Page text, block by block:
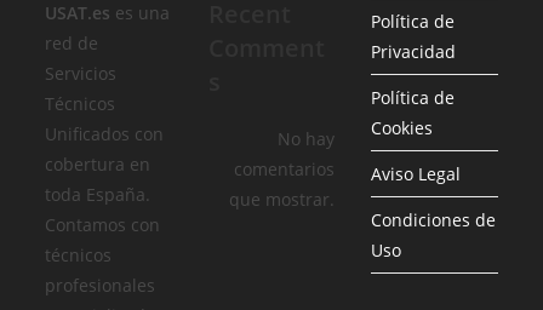
USAT.es es una
red de
Servicios
Técnicos
Unificados con
cobertura en
toda España.
Contamos con
técnicos
profesionales
No hay
comentarios
que mostrar.
Política de
Privacidad
Política de
Cookies
Aviso Legal
Condiciones de
Uso